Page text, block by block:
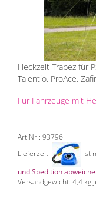
Heckzelt Trapez für
Talentio, ProAce,
Für Fahrzeuge mit
Art.Nr.: 93796
Lieferzeit:
Ist
und Spedition
Versandgewicht: 4,4 kg